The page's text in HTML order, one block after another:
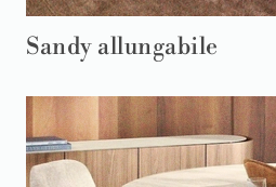
Sandy allungabile